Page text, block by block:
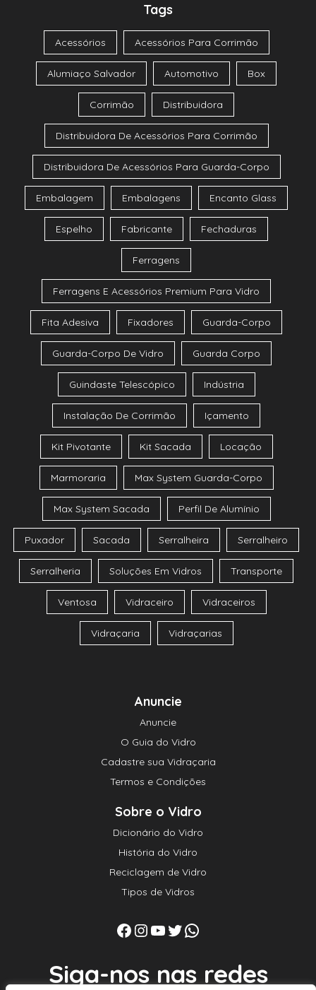
Tags
Acessórios Acessórios Para Corrimão
Alumiaço Salvador Automotivo Box
Corrimão Distribuidora
Distribuidora De Acessórios Para Corrimão
Distribuidora De Acessórios Para Guarda-Corpo
Embalagem Embalagens Encanto Glass
Espelho Fabricante Fechaduras
Ferragens
Ferragens E Acessórios Premium Para Vidro
Fita Adesiva Fixadores Guarda-Corpo
Guarda-Corpo De Vidro Guarda Corpo
Guindaste Telescópico Indústria
Instalação De Corrimão Içamento
Kit Pivotante Kit Sacada Locação
Marmoraria Max System Guarda-Corpo
Max System Sacada Perfil De Alumínio
Puxador Sacada Serralheira Serralheiro
Serralheria Soluções Em Vidros Transporte
Ventosa Vidraceiro Vidraceiros
Vidraçaria Vidraçarias
Anuncie
Anuncie
O Guia do Vidro
Cadastre sua Vidraçaria
Termos e Condições
Sobre o Vidro
Dicionário do Vidro
História do Vidro
Reciclagem de Vidro
Tipos de Vidros
Facebook
Instagram
Youtube
Twitter
WhatsApp
Siga-nos nas redes